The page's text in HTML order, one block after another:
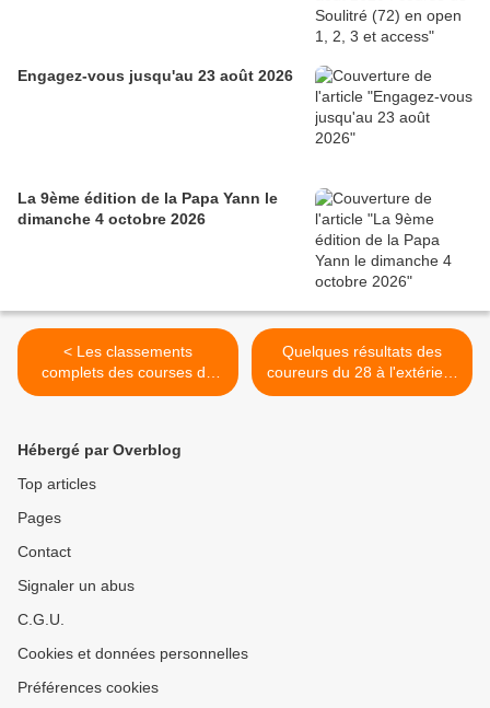
Engagez-vous jusqu'au 23 août 2026
La 9ème édition de la Papa Yann le
dimanche 4 octobre 2026
< Les classements
complets des courses de
Yermenonville (28) du
Quelques résultats des
coureurs du 28 à l'extérieur
>
Hébergé par Overblog
Top articles
Pages
Contact
Signaler un abus
C.G.U.
Cookies et données personnelles
Préférences cookies